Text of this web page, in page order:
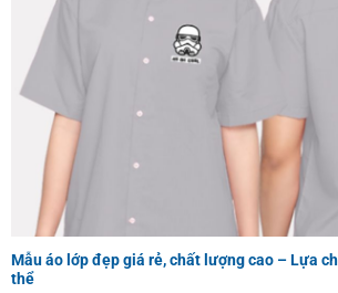
Mẫu áo lớp đẹp giá rẻ, chất lượng cao – Lựa
thể